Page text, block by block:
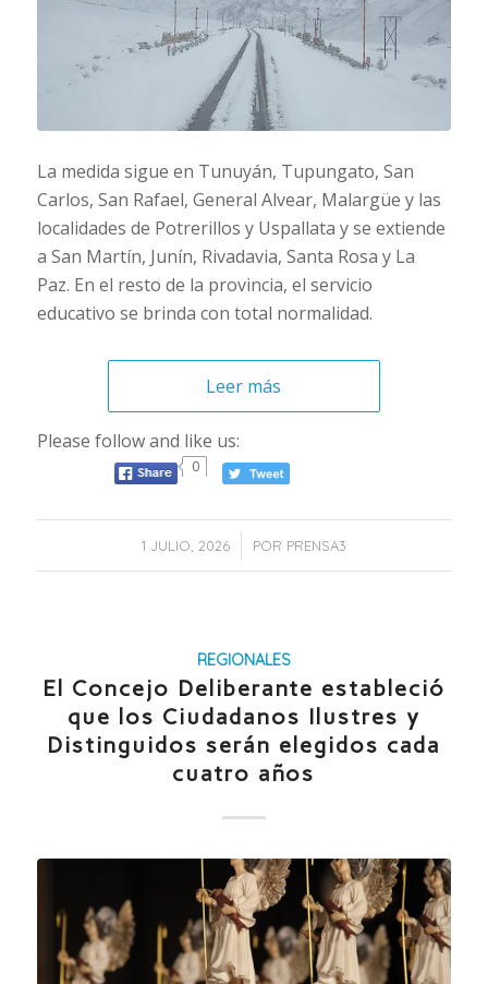
La medida sigue en Tunuyán, Tupungato, San
Carlos, San Rafael, General Alvear, Malargüe y las
localidades de Potrerillos y Uspallata y se extiende
a San Martín, Junín, Rivadavia, Santa Rosa y La
Paz. En el resto de la provincia, el servicio
educativo se brinda con total normalidad.
Leer más
Please follow and like us:
0
1 JULIO, 2026
/ POR PRENSA3
REGIONALES
El Concejo Deliberante estableció
que los Ciudadanos Ilustres y
Distinguidos serán elegidos cada
cuatro años